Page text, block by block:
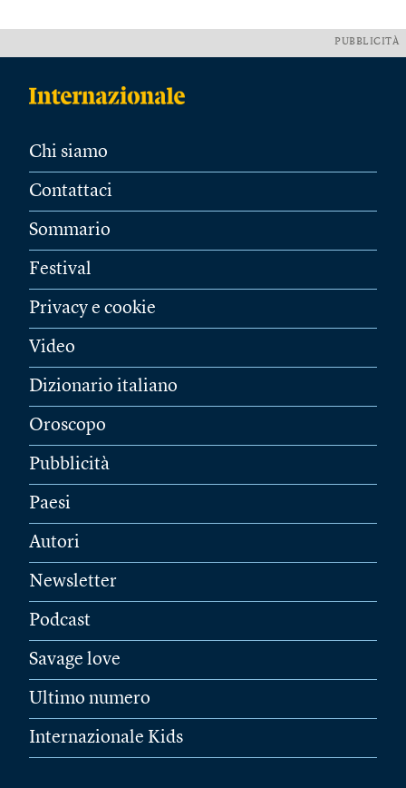
PUBBLICITÀ
Chi siamo
Contattaci
Sommario
Festival
Privacy e cookie
Video
Dizionario italiano
Oroscopo
Pubblicità
Paesi
Autori
Newsletter
Podcast
Savage love
Ultimo numero
Internazionale Kids